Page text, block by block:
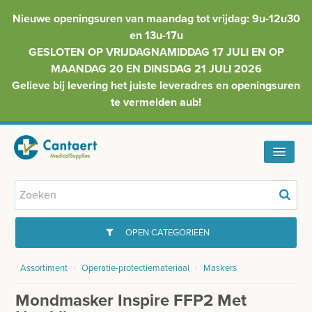
Nieuwe openingsuren van maandag tot vrijdag: 9u-12u30
en 13u-17u
GESLOTEN OP VRIJDAGNAMIDDAG 17 JULI EN OP
MAANDAG 20 EN DINSDAG 21 JULI 2026
Gelieve bij levering het juiste leveradres en openingsuren
te vermelden aub!
HOME
OPEN CATEGORIEËN
GYNAECOLOGIE
INJECTIEMATERIAAL
Assortiment › Operatie-protectiemateriaal › Maskers
Mondmasker Inspire FFP2 Met